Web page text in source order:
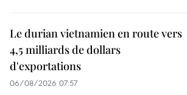
Le durian vietnamien en route vers
4,5 milliards de dollars
d'exportations
06/08/2026 07:57